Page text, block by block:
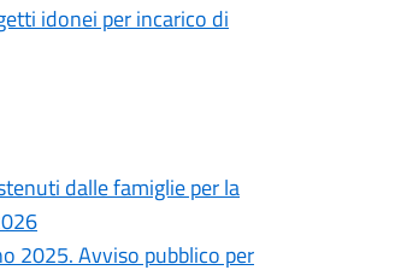
idonei per incarico di
dalle famiglie per la
2025. Avviso pubblico per